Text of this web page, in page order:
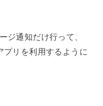
ジ通知だけ行って、
プリを利用するように